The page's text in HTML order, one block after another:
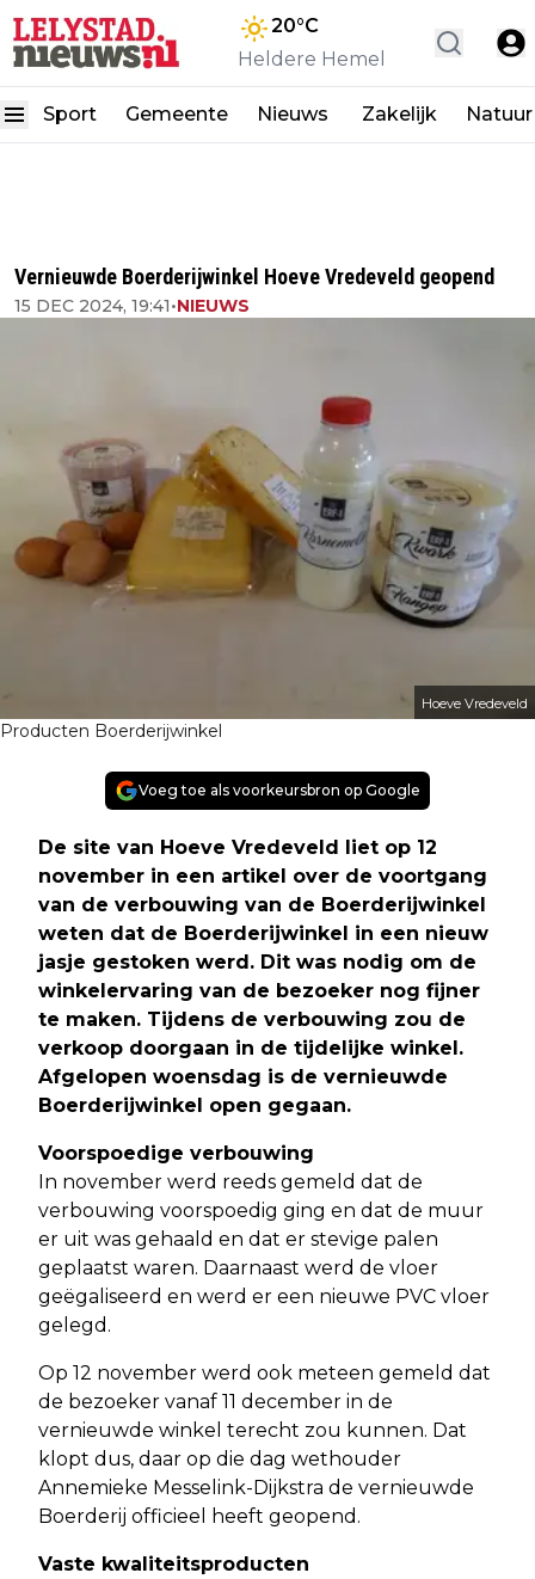
20°C
Heldere Hemel
Sport Gemeente Nieuws Zakelijk Natuur
Vernieuwde Boerderijwinkel Hoeve Vredeveld geopend
15 DEC 2024, 19:41•NIEUWS
Hoeve Vredeveld
Producten Boerderijwinkel
Voeg toe als voorkeursbron op Google
De site van Hoeve Vredeveld liet op 12
november in een artikel over de voortgang
van de verbouwing van de Boerderijwinkel
weten dat de Boerderijwinkel in een nieuw
jasje gestoken werd. Dit was nodig om de
winkelervaring van de bezoeker nog fijner
te maken. Tijdens de verbouwing zou de
verkoop doorgaan in de tijdelijke winkel.
Afgelopen woensdag is de vernieuwde
Boerderijwinkel open gegaan.
Voorspoedige verbouwing
In november werd reeds gemeld dat de
verbouwing voorspoedig ging en dat de muur
er uit was gehaald en dat er stevige palen
geplaatst waren. Daarnaast werd de vloer
geëgaliseerd en werd er een nieuwe PVC vloer
gelegd.
Op 12 november werd ook meteen gemeld dat
de bezoeker vanaf 11 december in de
vernieuwde winkel terecht zou kunnen. Dat
klopt dus, daar op die dag wethouder
Annemieke Messelink-Dijkstra de vernieuwde
Boerderij officieel heeft geopend.
Vaste kwaliteitsproducten